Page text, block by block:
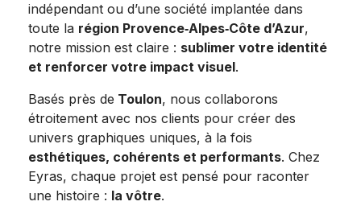
indépendant ou d’une société implantée dans
toute la région Provence‑Alpes‑Côte d’Azur,
notre mission est claire : sublimer votre identité
et renforcer votre impact visuel.
Basés près de Toulon, nous collaborons
étroitement avec nos clients pour créer des
univers graphiques uniques, à la fois
esthétiques, cohérents et performants. Chez
Eyras, chaque projet est pensé pour raconter
une histoire : la vôtre.